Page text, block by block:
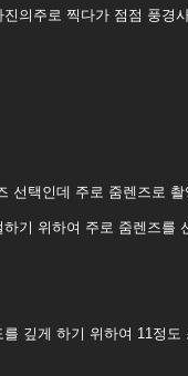
의주로 찍다가 점점 풍경
선택인데 주로 줌렌즈로
기 위하여 주로 줌렌즈를
깊게 하기 위하여 11정도